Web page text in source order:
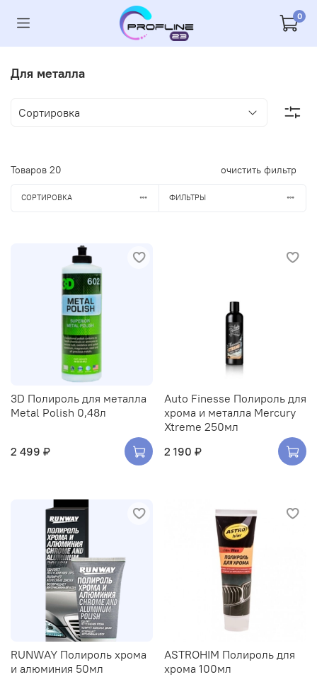
0
Для металла
Товаров 20 очистить фильтр
СОРТИРОВКА ФИЛЬТРЫ
3D Полироль для металла
Metal Polish 0,48л
2 499 ₽
Auto Finesse Полироль для
хрома и металла Mercury
Xtreme 250мл
2 190 ₽
RUNWAY Полироль хрома
и алюминия 50мл
ASTROHIM Полироль для
хрома 100мл